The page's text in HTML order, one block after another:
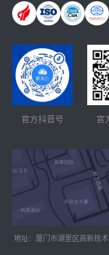
官方抖音号 官
地址：厦门市湖里区高新技